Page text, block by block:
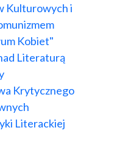
Kulturowych i
Kobiet"
Literaturą
Krytycznego
Literackiej